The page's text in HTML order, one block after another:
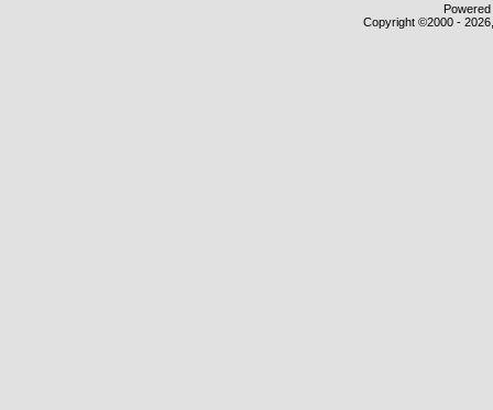
Copyright ©2000 -